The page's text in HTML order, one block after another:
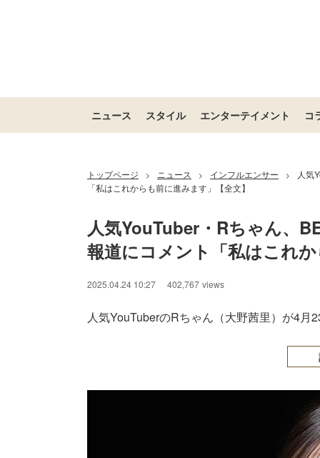
ニュース スタイル エンターテイメント コ
トップページ > ニュース > インフルエンサー >
人気
「私はこれからも前に進みます」【全文】
人気YouTuber・Rちゃん、
報道にコメント「私はこれ
2025.04.24 10:27 402,767 views
人気YouTuberのRちゃん（大野茜里）が4月